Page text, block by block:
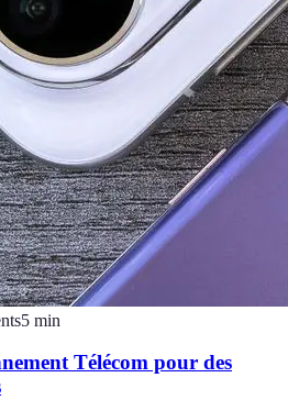
5 min
Télécom pour des